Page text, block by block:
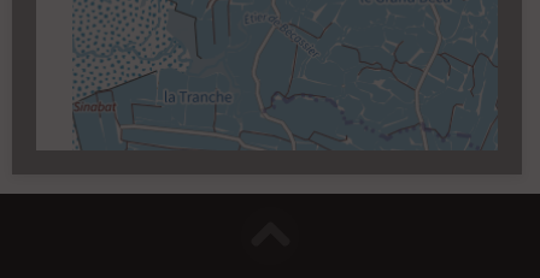
Carroyage UTM
(1km à partir du niveau de
zoom 14)